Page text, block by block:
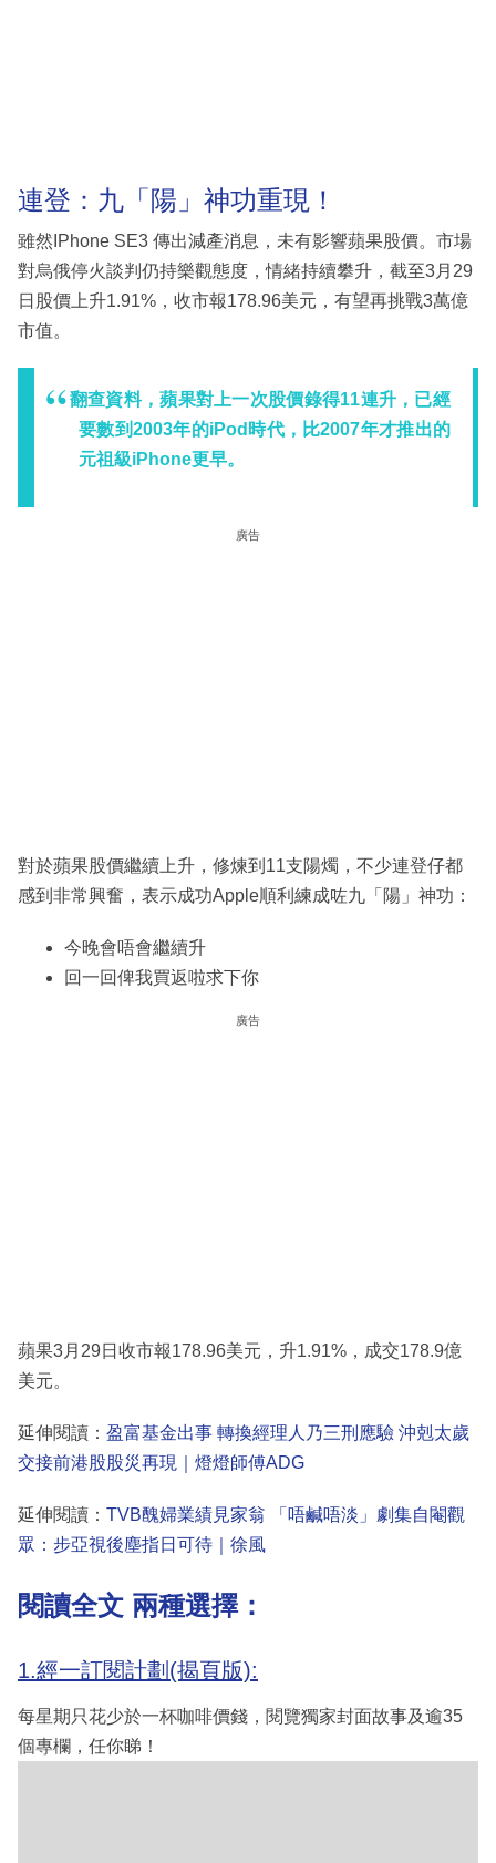
連登：九「陽」神功重現！
雖然IPhone SE3 傳出減產消息，未有影響蘋果股價。市場
對烏俄停火談判仍持樂觀態度，情緒持續攀升，截至3月29
日股價上升1.91%，收市報178.96美元，有望再挑戰3萬億
市值。
翻查資料，蘋果對上一次股價錄得11連升，已經
要數到2003年的iPod時代，比2007年才推出的
元祖級iPhone更早。
廣告
對於蘋果股價繼續上升，修煉到11支陽燭，不少連登仔都
感到非常興奮，表示成功Apple順利練成咗九「陽」神功：
今晚會唔會繼續升
回一回俾我買返啦求下你
廣告
蘋果3月29日收市報178.96美元，升1.91%，成交178.9億
美元。
延伸閱讀： 盈富基金出事 轉換經理人乃三刑應驗 沖剋太歲
交接前港股股災再現｜燈燈師傅ADG
延伸閱讀： TVB醜婦業績見家翁 「唔鹹唔淡」劇集自閹觀
眾：步亞視後塵指日可待｜徐風
閱讀全文 兩種選擇：
1.經一訂閱計劃(揭頁版):
每星期只花少於一杯咖啡價錢，閱覽獨家封面故事及逾35
個專欄，任你睇！